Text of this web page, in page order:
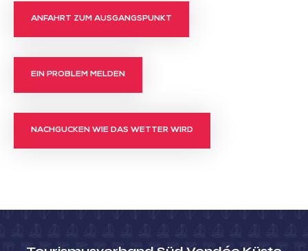
ANFAHRT ZUM AUSGANGSPUNKT
EIN PROBLEM MELDEN
NACHGUCKEN WIE DAS WETTER WIRD